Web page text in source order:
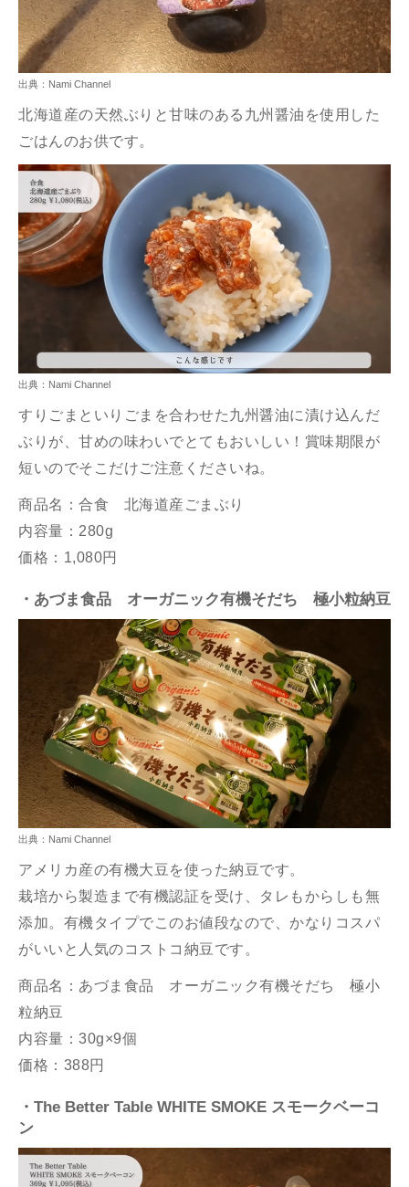
出典：Nami Channel
北海道産の天然ぶりと甘味のある九州醤油を使用した
ごはんのお供です。
出典：Nami Channel
すりごまといりごまを合わせた九州醤油に漬け込んだ
ぶりが、甘めの味わいでとてもおいしい！賞味期限が
短いのでそこだけご注意くださいね。
商品名：合食 北海道産ごまぶり
内容量：280g
価格：1,080円
・あづま食品 オーガニック有機そだち 極小粒納豆
出典：Nami Channel
アメリカ産の有機大豆を使った納豆です。
栽培から製造まで有機認証を受け、タレもからしも無
添加。 有機タイプでこのお値段なので、かなりコスパ
がいいと人気のコストコ納豆です。
商品名：あづま食品 オーガニック有機そだち 極小
粒納豆
内容量：30g×9個
価格：388円
・ The Better Table WHITE SMOKE スモークベーコ
ン